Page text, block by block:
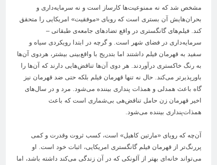
مشخص شد که نه ممنوعیت‌ها کارساز است و نه سرمایه‌داری و
بحران‌هایش آن بستری است که رویای «موفقیت» امریکایی را متحقق
کند. فیلم‌های گانگستری در واقع‌ تضادهای جامعه‌ی طبقاتی –
سرمایه‌داری در فضای شهر است. و گرچه در ابتدا رویکردی سیاه و
سفید به قهرمان فیلم داشتند اما بتدریج با واقع‌بینی بیشتر، هردوی آن‌ها
به رنگ خاکستری درآوردند. هر دوی آن‌ها تناقض‌هایی دارند که آن‌ها را
باورپذیرتر می‌کند. حال نه تنها قهرمان فیلم بلکه حتی ضد قهرمان نیز
گاه باعث همدلی و همذات پنداری بیننده می‌شود. مرد و در سال‌های
اخیر قهرمان زن حامل تناقض‌هی بی‌شماری است که باعث
همذات‌پنداری بیننده می‌شود.
آن‌چه که رویای «مارتین کاهیل» است، کسب ثروت وقدرت و کمی‌
پررنگ‌تر از قهرمان فیلم گانگستری امریکایی، اثبات خود است. او
می‌تواند خانه‌ای بهتر از آلونکی که در آن زندگی می‌کند داشته باشد، اما